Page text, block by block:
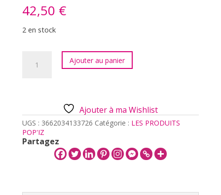
42,50 €
2 en stock
Ajouter au panier
Ajouter à ma Wishlist
UGS : 3662034133726 Catégorie : LES PRODUITS
POP'IZ
Partagez